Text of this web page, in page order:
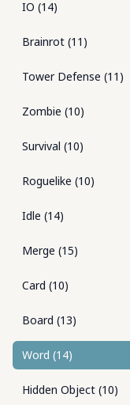
IO (14)
Brainrot (11 )
Tower Defense (11 )
Zombie (10)
Survival (10)
Roguelike (10)
Idle (14)
Merge (15)
Card (10)
Board (13)
Word (14)
Hidden Object (10)